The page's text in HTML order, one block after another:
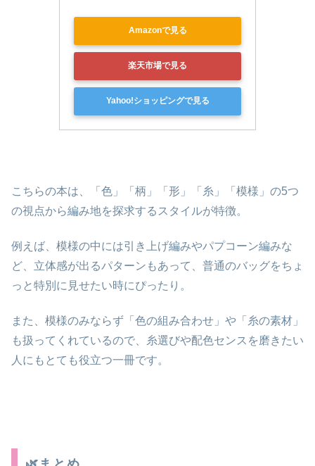
Amazonで見る
楽天市場で見る
Yahoo!ショッピングで見る
こちらの本は、「色」「柄」「形」「糸」「模様」の5つ
の視点から編み地を探求するスタイルが特徴。
例えば、模様の中には引き上げ編みやパプコーン編みな
ど、立体感が出るパターンもあって、普通のバッグをちょ
っと特別に見せたい時にぴったり。
また、模様のみならず「色の組み合わせ」や「糸の素材」
も扱ってくれているので、糸選びや配色センスを磨きたい
人にもとても役立つ一冊です。